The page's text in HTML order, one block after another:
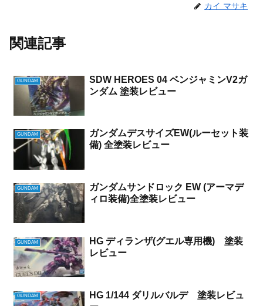
カイ マサキ
関連記事
GUNDAM
SDW HEROES 04 ベンジャミンV2ガ
ンダム 塗装レビュー
GUNDAM
ガンダムデスサイズEW(ルーセット装
備) 全塗装レビュー
GUNDAM
ガンダムサンドロック EW (アーマデ
ィロ装備)全塗装レビュー
GUNDAM
HG ディランザ(グエル専用機) 塗装
レビュー
GUNDAM
HG 1/144 ダリルバルデ 塗装レビュ